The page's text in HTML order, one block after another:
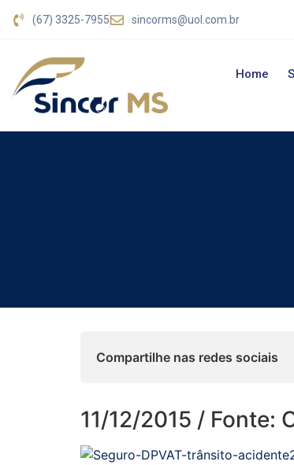
(67) 3325-7955 sincorms@uol.com.br
Home
Compartilhe nas redes sociais
11/12/2015 / Fonte: